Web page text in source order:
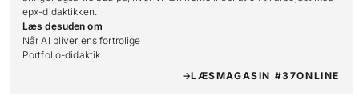
epx-didaktikken.
Læs desuden om
Når AI bliver ens fortrolige
Portfolio-didaktik
LÆSMAGASIN #37ONLINE